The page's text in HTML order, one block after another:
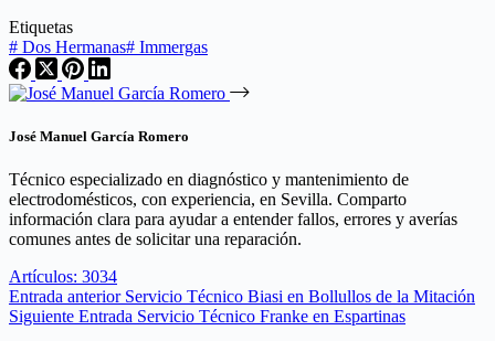
Etiquetas
# Dos Hermanas# Immergas
José Manuel García Romero
Técnico especializado en diagnóstico y mantenimiento de
electrodomésticos, con experiencia, en Sevilla. Comparto
información clara para ayudar a entender fallos, errores y averías
comunes antes de solicitar una reparación.
Artículos: 3034
Entrada anterior Servicio Técnico Biasi en Bollullos de la Mitación
Siguiente Entrada Servicio Técnico Franke en Espartinas